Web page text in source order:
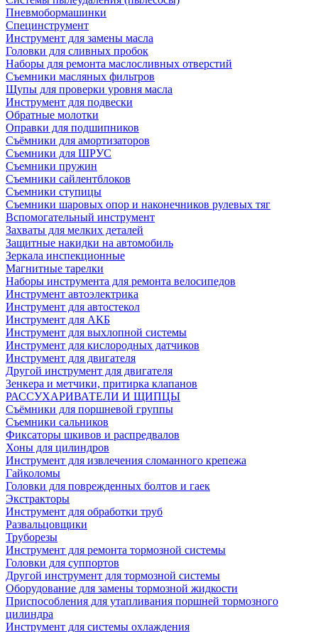
Пневмобормашинки
Специнструмент
Инструмент для замены масла
Головки для сливных пробок
Наборы для ремонта маслосливных отверстий
Съемники масляных фильтров
Щупы для проверки уровня масла
Инструмент для подвески
Обратные молотки
Оправки для подшипников
Съёмники для амортизаторов
Съемники для ШРУС
Съемники пружин
Съемники сайлентблоков
Съемники ступицы
Съемники шаровых опор и наконечников рулевых тяг
Вспомогательный инструмент
Захваты для мелких деталей
Защитные накидки на автомобиль
Зеркала инспекционные
Магнитные тарелки
Наборы инструмента для ремонта велосипедов
Инструмент автоэлектрика
Инструмент для автостекол
Инструмент для АКБ
Инструмент для выхлопной системы
Инструмент для кислородных датчиков
Инструмент для двигателя
Другой инструмент для двигателя
Зенкера и метчики, притирка клапанов
РАССУХАРИВАТЕЛИ И ЩИПЦЫ
Съёмники для поршневой группы
Съемники сальников
Фиксаторы шкивов и распредвалов
Хоны для цилиндров
Инструмент для извлечения сломанного крепежа
Гайколомы
Головки для поврежденных болтов и гаек
Экстракторы
Инструмент для обработки труб
Развальцовщики
Труборезы
Инструмент для ремонта тормозной системы
Головки для суппортов
Другой инструмент для тормозной системы
Оборудование для замены тормозной жидкости
Приспособления для утапливания поршней тормозного
цилиндра
Инструмент для системы охлаждения